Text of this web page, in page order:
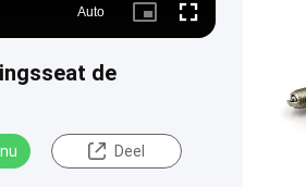
Auto
Picture- Fullscreen
de
Deel